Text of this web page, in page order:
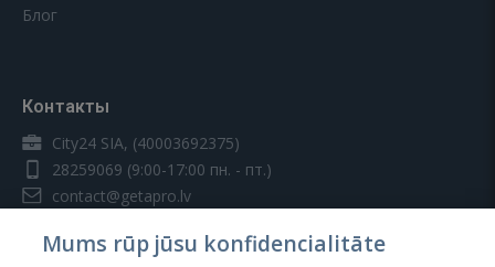
Блог
Контакты
City24 SIA, (40003692375)
28259069 (9:00-17:00 пн. - пт.)
contact@getapro.lv
Mums rūp jūsu konfidencialitāte